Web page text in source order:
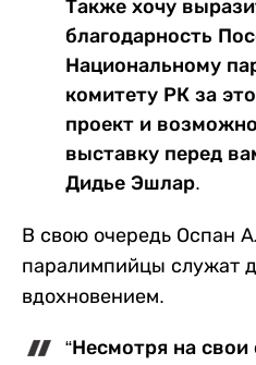
Также хочу
благодарность
Национальному
комитету РК за
проект и
выставку перед
Дидье Эшлар.
В свою очередь Оспан
паралимпийцы служат
вдохновением.
“Несмотря на свои